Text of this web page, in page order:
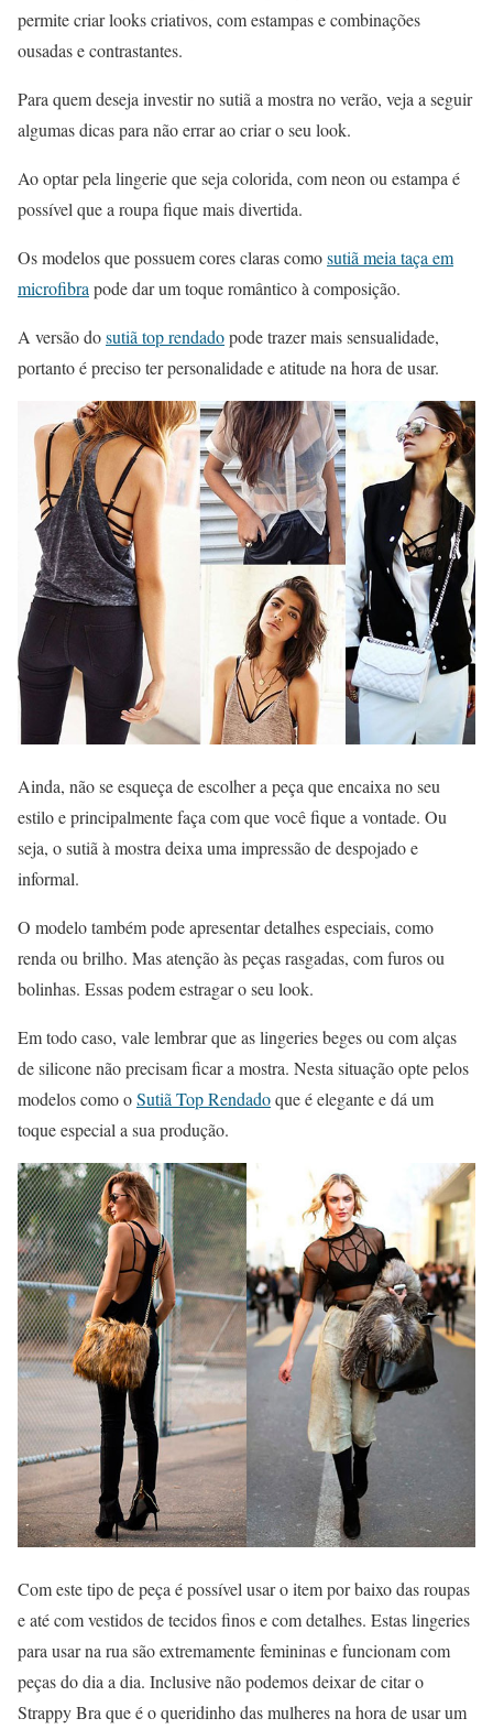
permite criar looks criativos, com estampas e combinações
ousadas e contrastantes.
Para quem deseja investir no sutiã a mostra no verão, veja a seguir
algumas dicas para não errar ao criar o seu look.
Ao optar pela lingerie que seja colorida, com neon ou estampa é
possível que a roupa fique mais divertida.
Os modelos que possuem cores claras comosutiã meia taça em
microfibra pode dar um toque romântico à composição.
A versão dosutiã top rendadopode trazer mais sensualidade,
portanto é preciso ter personalidade e atitude na hora de usar.
Ainda, não se esqueça de escolher a peça que encaixa no seu
estilo e principalmente faça com que você fique a vontade. Ou
seja, o sutiã à mostra deixa uma impressão de despojado e
informal.
O modelo também pode apresentar detalhes especiais, como
renda ou brilho. Mas atenção às peças rasgadas, com furos ou
bolinhas. Essas podem estragar o seu look.
Em todo caso, vale lembrar que as lingeries beges ou com alças
de silicone não precisam ficar a mostra. Nesta situação opte pelos
modelos como oSutiã Top Rendadoque é elegante e dá um
toque especial a sua produção.
Com este tipo de peça é possível usar o item por baixo das roupas
e até com vestidos de tecidos finos e com detalhes. Estas lingeries
para usar na rua são extremamente femininas e funcionam com
peças do dia a dia. Inclusive não podemos deixar de citar o
Strappy Bra que é o queridinho das mulheres na hora de usar um